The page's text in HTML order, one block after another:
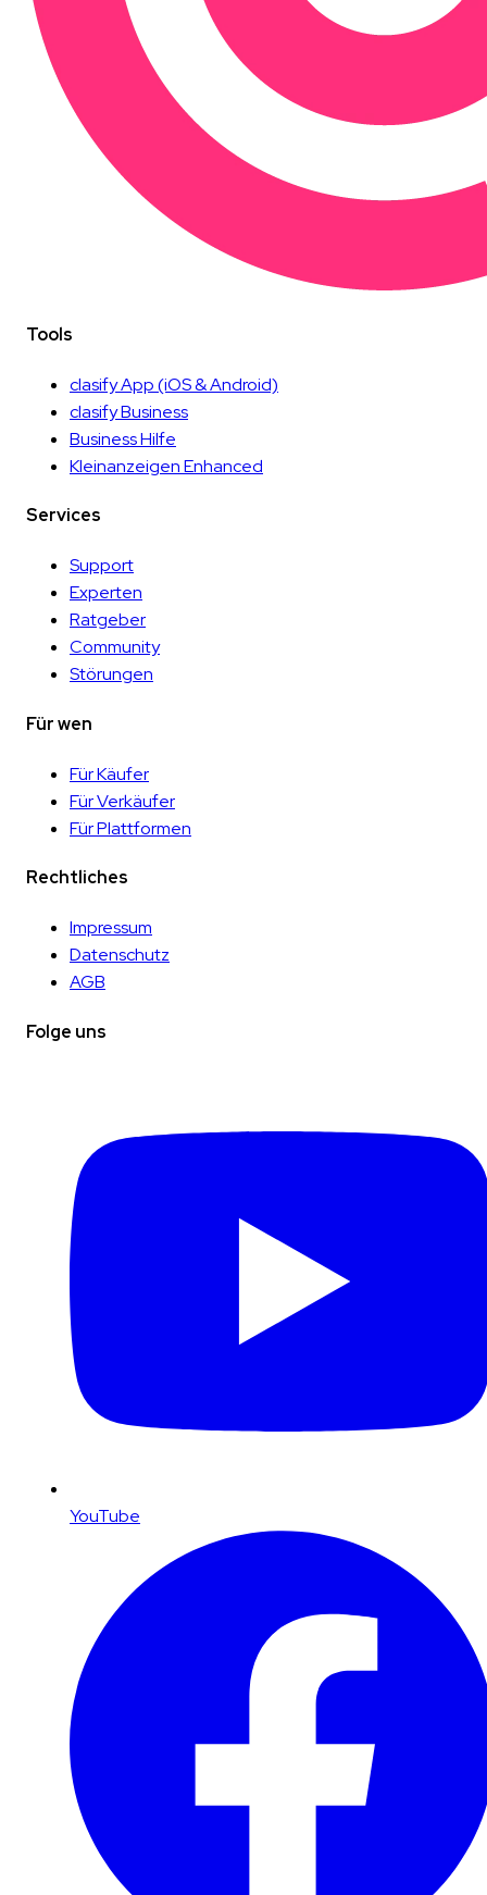
Tools
clasify App(iOS & Android)
clasify Business
Business Hilfe
Kleinanzeigen Enhanced
Services
Support
Experten
Ratgeber
Community
Störungen
Für wen
Für Käufer
Für Verkäufer
Für Plattformen
Rechtliches
Impressum
Datenschutz
AGB
Folge uns
YouTube